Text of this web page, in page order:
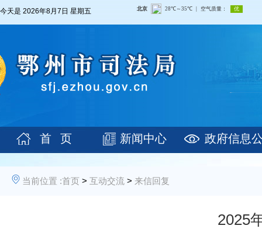
今天是 2026年8月7日 星期五
首 页 新闻中心 政府信息
当前位置 :首页 > 互动交流 > 来信回复
2025